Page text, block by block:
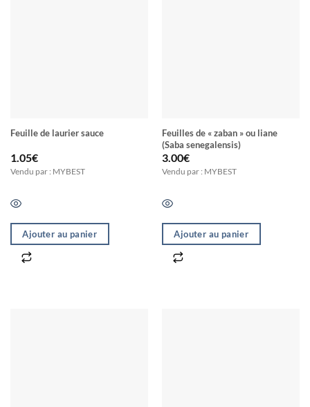
Feuille de laurier sauce
1.05€
Vendu par : MYBEST
Ajouter au panier
Feuilles de « zaban » ou liane
(Saba senegalensis)
3.00€
Vendu par : MYBEST
Ajouter au panier